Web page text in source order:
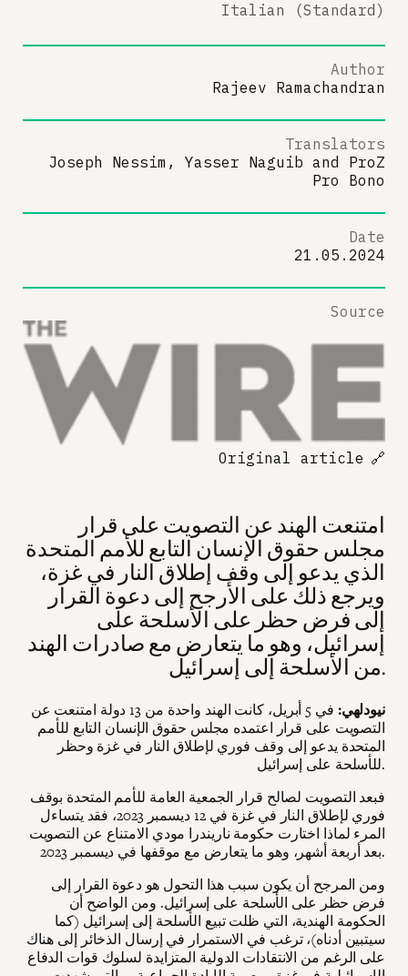
امتنعت الهند عن التصويت على قرار
مجلس حقوق الإنسان التابع للأمم المتحدة
الذي يدعو إلى وقف إطلاق النار في غزة،
ويرجع ذلك على الأرجح إلى دعوة القرار
إلى فرض حظر على الأسلحة على
إسرائيل، وهو ما يتعارض مع صادرات الهند
من الأسلحة إلى إسرائيل.
نيودلهي:
في 5 أبريل، كانت الهند واحدة من 13 دولة امتنعت عن
التصويت على قرار اعتمده مجلس حقوق الإنسان التابع للأمم
المتحدة يدعو إلى وقف فوري لإطلاق النار في غزة وحظر
للأسلحة على إسرائيل.
فبعد التصويت لصالح قرار الجمعية العامة للأمم المتحدة بوقف
فوري لإطلاق النار في غزة في 12 ديسمبر 2023، فقد يتساءل
المرء لماذا اختارت حكومة ناريندرا مودي الامتناع عن التصويت
بعد أربعة أشهر، وهو ما يتعارض مع موقفها في ديسمبر 2023.
ومن المرجح أن يكون سبب هذا التحول هو دعوة القرار إلى
فرض حظر على الأسلحة على إسرائيل. ومن الواضح أن
الحكومة الهندية، التي ظلت تبيع الأسلحة إلى إسرائيل (كما
سيتبين أدناه)، ترغب في الاستمرار في إرسال الذخائر إلى هناك
على الرغم من الانتقادات الدولية المتزايدة لسلوك قوات الدفاع
Italian (Standard)
Author
Rajeev Ramachandran
Translators
Joseph Nessim, Yasser Naguib and ProZ
Pro Bono
Date
21.05.2024
Source
Original article 🔗